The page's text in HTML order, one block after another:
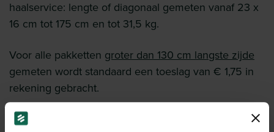
haalservice: lengte of diagonaal gemeten vanaf 23 x
16 cm tot 175 cm en tot 31,5 kg.
Voor alle pakketten groter dan 130 cm langste zijde
gemeten wordt standaard een toeslag van € 1,75 in
rekening gebracht.